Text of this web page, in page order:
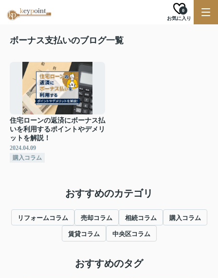
お気に入り
0
ボーナス支払いのブログ一覧
住宅ローンの返済にボーナス払
いを利用するポイントやデメリ
ットを解説！
2024.04.09
購入コラム
おすすめのカテゴリ
リフォームコラム 売却コラム 相続コラム 購入コラム
賃貸コラム 中央区コラム
おすすめのタグ